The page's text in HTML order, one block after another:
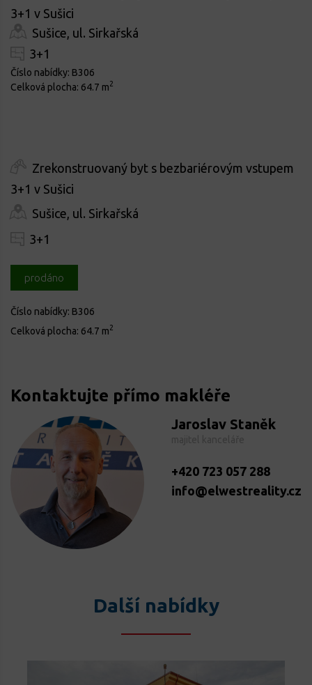
3+1 v Sušici
Sušice, ul. Sirkařská
3+1
Číslo nabídky: B306
Celková plocha: 64.7 m2
Zrekonstruovaný byt s bezbariérovým vstupem
3+1 v Sušici
Sušice, ul. Sirkařská
3+1
prodáno
Číslo nabídky: B306
Celková plocha: 64.7 m2
Kontaktujte přímo makléře
Jaroslav Staněk
+420 723 057 288
info@elwestreality.cz
Další nabídky